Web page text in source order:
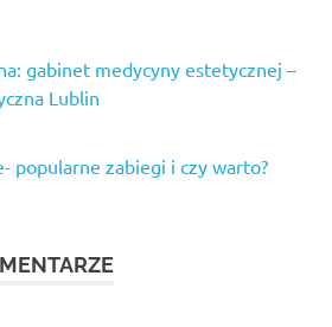
gabinet medycyny estetycznej –
Lublin
popularne zabiegi i czy warto?